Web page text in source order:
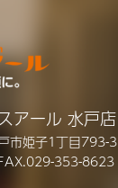
アール 水戸店
市姫子1丁目793-3
353-8623